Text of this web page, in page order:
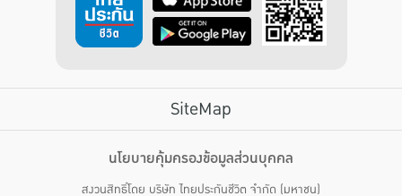
SiteMap
ไทยประกันชีวิต HEALTH CARE SOLUTIONS
นโยบายคุ้มครองข้อมูลส่วนบุคคล
สงวนสิทธิ์โดย บริษัท ไทยประกันชีวิต จำกัด (มหาชน)